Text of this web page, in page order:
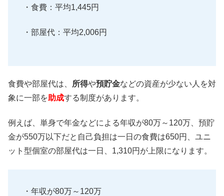
・食費：平均1,445円
・部屋代：平均2,006円
食費や部屋代は、 所得や預貯金などの資産が少ない人を対
象に一部を助成する制度があります。
例えば、単身で年金などによる年収が80万～120万、預貯
金が550万以下だと自己負担は一日の食費は650円、ユニ
ット型個室の部屋代は一日、1,310円が上限になります。
・年収が80万～120万